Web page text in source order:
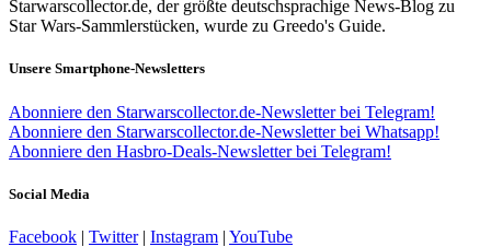
Starwarscollector.de, der größte deutschsprachige News-Blog zu
Star Wars-Sammlerstücken, wurde zu Greedo's Guide.
Unsere Smartphone-Newsletters
Abonniere den Starwarscollector.de-Newsletter bei Telegram!
Abonniere den Starwarscollector.de-Newsletter bei Whatsapp!
Abonniere den Hasbro-Deals-Newsletter bei Telegram!
Social Media
Facebook | Twitter| Instagram | YouTube